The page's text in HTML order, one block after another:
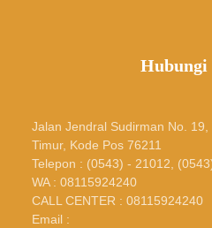
Jalan Jendral Sudirman No.
Timur, Kode Pos 76211
Telepon : (0543) - 21012,
WA : 08115924240
CALL CENTER : 08115924240
Email :